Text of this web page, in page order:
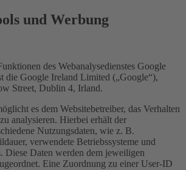
und Werbung
des Webanalysedienstes Google
die Google Ireland Limited („Google“),
Street, Dublin 4, Irland.
es dem Websitebetreiber, das Verhalten
analysieren. Hierbei erhält der
Nutzungsdaten, wie z. B.
verwendete Betriebssysteme und
Diese Daten werden dem jeweiligen
Eine Zuordnung zu einer User-ID